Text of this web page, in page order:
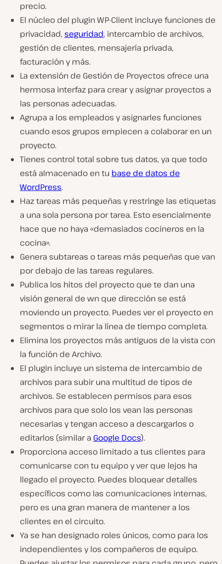
precio.
El núcleo del plugin WP-Client incluye funciones de
privacidad, seguridad, intercambio de archivos,
gestión de clientes, mensajería privada,
facturación y más.
La extensión de Gestión de Proyectos ofrece una
hermosa interfaz para crear y asignar proyectos a
las personas adecuadas.
Agrupa a los empleados y asignarles funciones
cuando esos grupos empiecen a colaborar en un
proyecto.
Tienes control total sobre tus datos, ya que todo
está almacenado en tu base de datos de
WordPress.
Haz tareas más pequeñas y restringe las etiquetas
a una sola persona por tarea. Esto esencialmente
hace que no haya «demasiados cocineros en la
cocina».
Genera subtareas o tareas más pequeñas que van
por debajo de las tareas regulares.
Publica los hitos del proyecto que te dan una
visión general de wn que dirección se está
moviendo un proyecto. Puedes ver el proyecto en
segmentos o mirar la línea de tiempo completa.
Elimina los proyectos más antiguos de la vista con
la función de Archivo.
El plugin incluye un sistema de intercambio de
archivos para subir una multitud de tipos de
archivos. Se establecen permisos para esos
archivos para que solo los vean las personas
necesarias y tengan acceso a descargarlos o
editarlos (similar a Google Docs).
Proporciona acceso limitado a tus clientes para
comunicarse con tu equipo y ver que lejos ha
llegado el proyecto. Puedes bloquear detalles
específicos como las comunicaciones internas,
pero es una gran manera de mantener a los
clientes en el circuito.
Ya se han designado roles únicos, como para los
independientes y los compañeros de equipo.